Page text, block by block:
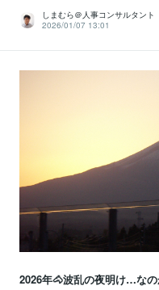
しまむら＠人事コンサルタント
2026/01/07 13:01
2026年🐴波乱の夜明け…な